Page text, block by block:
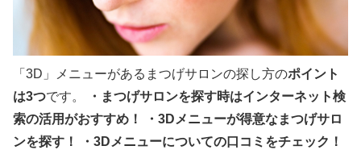
「3D」メニューがあるまつげサロンの探し方のポイント
は3つです。
・まつげサロンを探す時はインターネット検
索の活用がおすすめ！
・ 3D メニューが得意なまつげサロ
ンを探す！
・ 3D メニューについての口コミをチェック！